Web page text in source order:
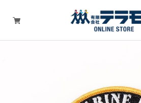
Tシャツ・ウェア